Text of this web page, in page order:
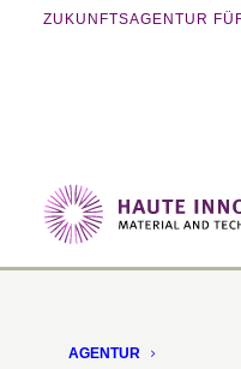
ZUKUNFTSAGENTUR
AGENTUR
Home Magazin
Kleidung aus